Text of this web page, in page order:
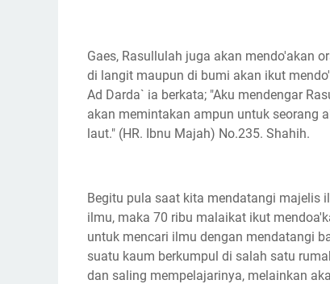
Gaes, Rasullulah juga akan mendo'akan
di langit maupun di bumi akan ikut
Ad Darda` ia berkata; "Aku mendengar
akan memintakan ampun untuk seorang
laut." (HR. Ibnu Majah) No.235. Shahih.
Begitu pula saat kita mendatangi majelis
ilmu, maka 70 ribu malaikat ikut
untuk mencari ilmu dengan mendatangi
suatu kaum berkumpul di salah satu
dan saling mempelajarinya, melainkan